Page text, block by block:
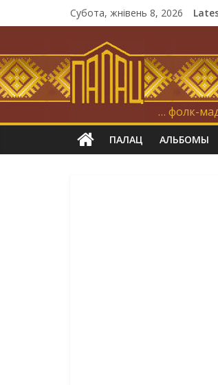
Субота, жнівень 8, 2026
… фолк-
ПАЛАЦ АЛЬБОМЫ